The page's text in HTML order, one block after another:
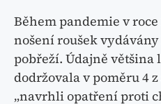
Během pandemie v
nošení roušek
pobřeží. Údajně
dodržovala v poměru 4
„navrhli opatření proti